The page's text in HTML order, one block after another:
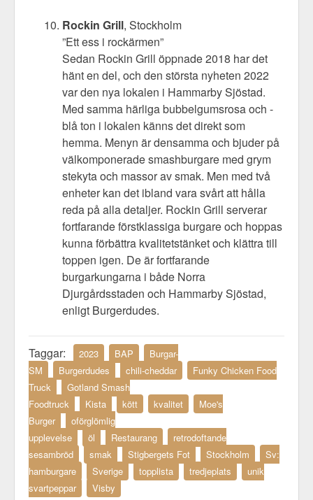
Rockin Grill, Stockholm
”Ett ess i rockärmen”
Sedan Rockin Grill öppnade 2018 har det
hänt en del, och den största nyheten 2022
var den nya lokalen i Hammarby Sjöstad.
Med samma härliga bubbelgumsrosa och -
blå ton i lokalen känns det direkt som
hemma. Menyn är densamma och bjuder på
välkomponerade smashburgare med grym
stekyta och massor av smak. Men med två
enheter kan det ibland vara svårt att hålla
reda på alla detaljer. Rockin Grill serverar
fortfarande förstklassiga burgare och hoppas
kunna förbättra kvalitetstänket och klättra till
toppen igen. De är fortfarande
burgarkungarna i både Norra
Djurgårdsstaden och Hammarby Sjöstad,
enligt Burgerdudes.
Taggar: 2023 BAP
Burgar-
SM
Burgerdudes chili-cheddar
Funky Chicken Food
Truck
Gotland Smash
Foodtruck
Kista kött kvalitet
Moe's
Burger
oförglömlig
upplevelse
öl Restaurang
retrodoftande
sesambröd
smak Stigbergets Fot Stockholm
Sv:
hamburgare
Sverige topplista tredjeplats
unik
svartpeppar
Visby